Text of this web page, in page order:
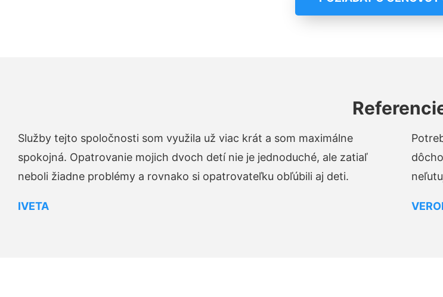
Služby tejto spoločnosti som využila už viac krát a som maximálne
spokojná. Opatrovanie mojich dvoch detí nie je jednoduché, ale zatiaľ
neboli žiadne problémy a rovnako si opatrovateľku obľúbili aj deti.
IVETA